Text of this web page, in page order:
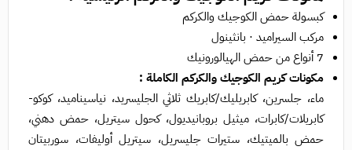
كبسولة حمض الكوجيك والكركم
مركب السيراميد · بانثينول
7 أنواع من حمض الهيالورونيك
مكونات كريم الكوجيك والكركم الكاملة :
ماء، جلسرين، كابريليك/كابريك ثلاثي الجليسريد، نياسيناميد، كوكو-
كابريلات/كابرات، ميثيل بروبانيديول، كحول سيتريل، حمض دهني،
حمض بالميتيك، ستيرات جليسريل، سيتريل أوليفات، سوربيتان